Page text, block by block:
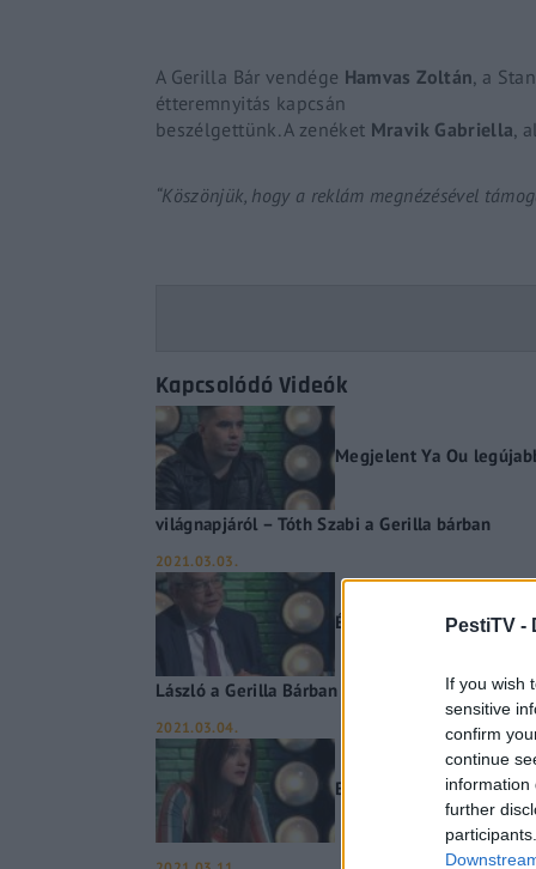
PestiTV -
If you wish
sensitive
confirm
continue
information
further
A Gerilla Bár vendége Hamvas Zoltán , a
étteremnyitás kapcsán
beszélgettünk. A zenéket Mravik Gabriella ,
“Köszönjük, hogy a reklám megnézésével
Kapcsolódó Videók
Megjelent Ya Ou
világnapjáról – Tóth Szabi a Gerilla bárban
2021.03.03.
Édesapja nyomdokaiba
László a Gerilla Bárban
2021.03.04.
Beindul a Facebookos